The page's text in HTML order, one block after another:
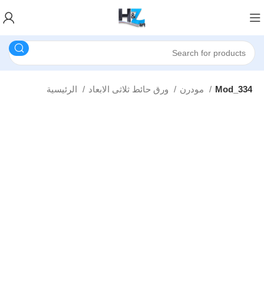
Mod_334